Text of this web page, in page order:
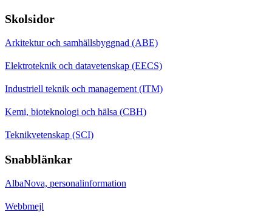
Skolsidor
Arkitektur och samhällsbyggnad (ABE)
Elektroteknik och datavetenskap (EECS)
Industriell teknik och management (ITM)
Kemi, bioteknologi och hälsa (CBH)
Teknikvetenskap (SCI)
Snabblänkar
AlbaNova, personalinformation
Webbmejl